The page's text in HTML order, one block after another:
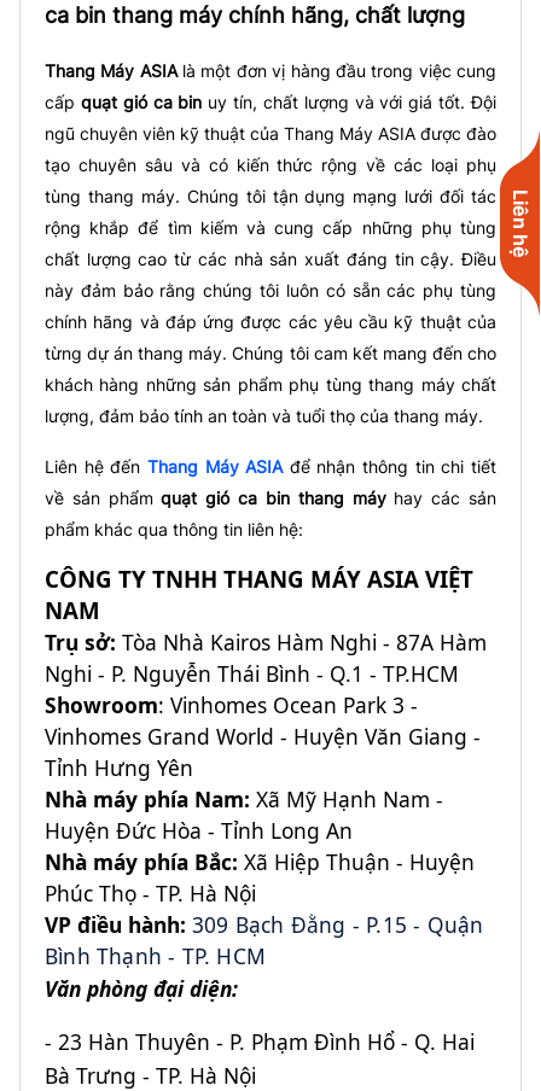
Liên hệ
ca bin thang máy chính hãng, chất lượng
Thang Máy ASIAlà một đơn vị hàng đầu trong việc cung
cấp quạt gió ca bin uy tín, chất lượng và với giá tốt. Đội
ngũ chuyên viên kỹ thuật của Thang Máy ASIA được đào
tạo chuyên sâu và có kiến thức rộng về các loại phụ
tùng thang máy. Chúng tôi tận dụng mạng lưới đối tác
rộng khắp để tìm kiếm và cung cấp những phụ tùng
chất lượng cao từ các nhà sản xuất đáng tin cậy. Điều
này đảm bảo rằng chúng tôi luôn có sẵn các phụ tùng
chính hãng và đáp ứng được các yêu cầu kỹ thuật của
từng dự án thang máy. Chúng tôi cam kết mang đến cho
khách hàng những sản phẩm phụ tùng thang máy chất
lượng, đảm bảo tính an toàn và tuổi thọ của thang máy.
Liên hệ đến Thang Máy ASIAđể nhận thông tin chi tiết
về sản phẩmquạt gió ca bin thang máyhay các sản
phẩm khác qua thông tin liên hệ:
CÔNG TY TNHH THANG MÁY ASIA VIỆT
NAM
Trụ sở: Tòa Nhà Kairos Hàm Nghi - 87A Hàm
Nghi - P. Nguyễn Thái Bình - Q.1 - TP.HCM
Showroom: Vinhomes Ocean Park 3 -
Vinhomes Grand World - Huyện Văn Giang -
Tỉnh Hưng Yên
Nhà máy phía Nam: Xã Mỹ Hạnh Nam -
Huyện Đức Hòa - Tỉnh Long An
Nhà máy phía Bắc: Xã Hiệp Thuận - Huyện
Phúc Thọ - TP. Hà Nội
VP điều hành: 309 Bạch Đằng - P.15 - Quận
Bình Thạnh - TP. HCM
Văn phòng đại diện:
- 23 Hàn Thuyên - P. Phạm Đình Hổ - Q. Hai
Bà Trưng - TP. Hà Nội